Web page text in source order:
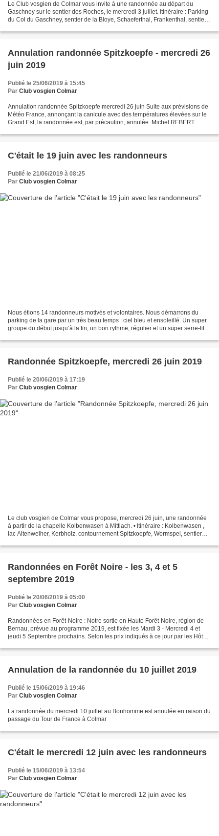
Le Club vosgien de Colmar vous invite à une randonnée au départ du
Gaschney sur le sentier des Roches, le mercredi 3 juillet. Itinéraire : Parking
du Col du Gaschney, sentier de la Bloye, Schaeferthal, Frankenthal, sentier
Annulation randonnée Spitzkoepfe - mercredi 26
juin 2019
Publié le 25/06/2019 à 15:45
Par Club vosgien Colmar
Annulation randonnée Spitzkoepfe mercredi 26 juin Suite aux prévisions de
Météo France, annonçant la canicule avec des températures élevées sur le
Grand Est, la randonnée est, par précaution, annulée. Michel REBERT
C'était le 19 juin avec les randonneurs
Publié le 21/06/2019 à 08:25
Par Club vosgien Colmar
Nous étions 14 randonneurs motivés et volontaires. Nous démarrons du
parking de la gare par un très beau temps : ciel bleu et ensoleillé. Un super
groupe du début jusqu’à la fin, un bon rythme, régulier et un super serre-fil,
Randonnée Spitzkoepfe, mercredi 26 juin 2019
Publié le 20/06/2019 à 17:19
Par Club vosgien Colmar
Le club vosgien de Colmar vous propose, mercredi 26 juin, une randonnée
à partir de la chapelle Kolbenwasen à Mittlach. • Itinéraire : Kolbenwasen ,
lac Altenweiher, Kerbholz, contournement Spitzkoepfe, Wormspel, sentier
Randonnées en Forêt Noire - les 3, 4 et 5
septembre 2019
Publié le 20/06/2019 à 05:00
Par Club vosgien Colmar
Randonnées en Forêt-Noire : Notre sortie en Haute Forêt-Noire, région de
Bernau, prévue au programme 2019, est fixée les Mardi 3 - Mercredi 4 et
jeudi 5 Septembre prochains. Selon les prix indiqués à ce jour par les Hôtels
Annulation de la randonnée du 10 juillet 2019
Publié le 15/06/2019 à 19:46
Par Club vosgien Colmar
La randonnée du mercredi 10 juillet au Bonhomme est annulée en raison du
passage du Tour de France à Colmar
C'était le mercredi 12 juin avec les randonneurs
Publié le 15/06/2019 à 13:54
Par Club vosgien Colmar